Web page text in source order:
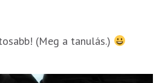
(Meg a tanulás.)